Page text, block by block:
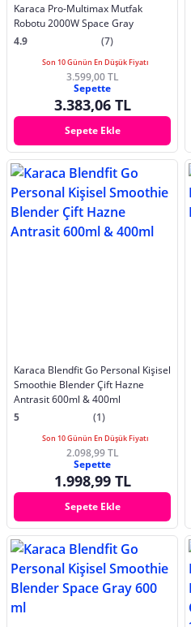
Karaca Pro-Multimax Mutfak
Robotu 2000W Space Gray
4.9
(7)
Son 10 Günün En Düşük Fiyatı
3.599,00 TL
Sepette
3.383,06 TL
Sepete Ekle
Karaca Blendfit Go Personal Kişisel
Smoothie Blender Çift Hazne
Antrasit 600ml & 400ml
5
(1)
Son 10 Günün En Düşük Fiyatı
2.098,99 TL
Sepette
1.998,99 TL
Sepete Ekle